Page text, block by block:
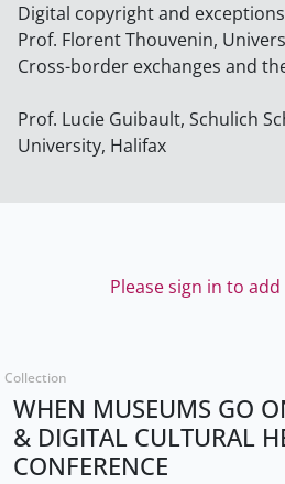
Digital copyright and exceptions
Prof. Florent Thouvenin,
Cross-border exchanges and
Prof. Lucie Guibault, Schulich
University, Halifax
Please sign in to
Collection
WHEN MUSEUMS GO
& DIGITAL CULTURAL
CONFERENCE